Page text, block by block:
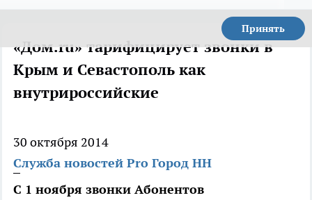
Принять
«Дом.ru» тарифицирует звонки в
Крым и Севастополь как
внутрироссийские
30 октября 2014
Служба новостей Pro Город НН
С 1 ноября звонки Абонентов